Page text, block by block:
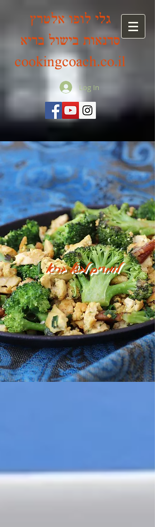
גלי לופו אלטרץ
סדנאות בישול בריא
cookingcoach.co.il
Log In
לומדים לבשל בריא